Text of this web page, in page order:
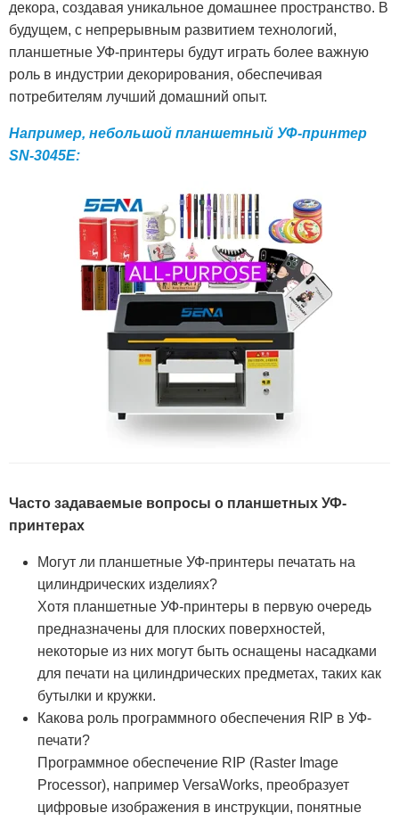
декора, создавая уникальное домашнее пространство. В
будущем, с непрерывным развитием технологий,
планшетные УФ-принтеры будут играть более важную
роль в индустрии декорирования, обеспечивая
потребителям лучший домашний опыт.
Например, небольшой планшетный УФ-принтер
SN-3045E:
Часто задаваемые вопросы о планшетных УФ-
принтерах
Могут ли планшетные УФ-принтеры печатать на
цилиндрических изделиях?
Хотя планшетные УФ-принтеры в первую очередь
предназначены для плоских поверхностей,
некоторые из них могут быть оснащены насадками
для печати на цилиндрических предметах, таких как
бутылки и кружки.
Какова роль программного обеспечения RIP в УФ-
печати?
Программное обеспечение RIP (Raster Image
Processor), например VersaWorks, преобразует
цифровые изображения в инструкции, понятные